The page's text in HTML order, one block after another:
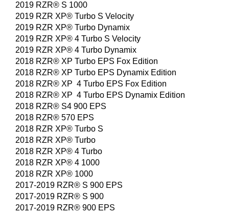
2019 RZR® S 1000
2019 RZR XP® Turbo S Velocity
2019 RZR XP® Turbo Dynamix
2019 RZR XP® 4 Turbo S Velocity
2019 RZR XP® 4 Turbo Dynamix
2018 RZR® XP Turbo EPS Fox Edition
2018 RZR® XP Turbo EPS Dynamix Edition
2018 RZR® XP 4 Turbo EPS Fox Edition
2018 RZR® XP 4 Turbo EPS Dynamix Edition
2018 RZR® S4 900 EPS
2018 RZR® 570 EPS
2018 RZR XP® Turbo S
2018 RZR XP® Turbo
2018 RZR XP® 4 Turbo
2018 RZR XP® 4 1000
2018 RZR XP® 1000
2017-2019 RZR® S 900 EPS
2017-2019 RZR® S 900
2017-2019 RZR® 900 EPS